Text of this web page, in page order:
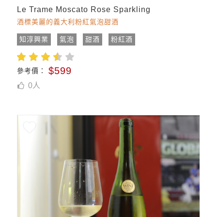
Le Trame Moscato Rose Sparkling
酒標美麗的義大利粉紅氣泡甜酒
知淳興業 氣泡 甜酒 粉紅酒
參考價： $599
0人